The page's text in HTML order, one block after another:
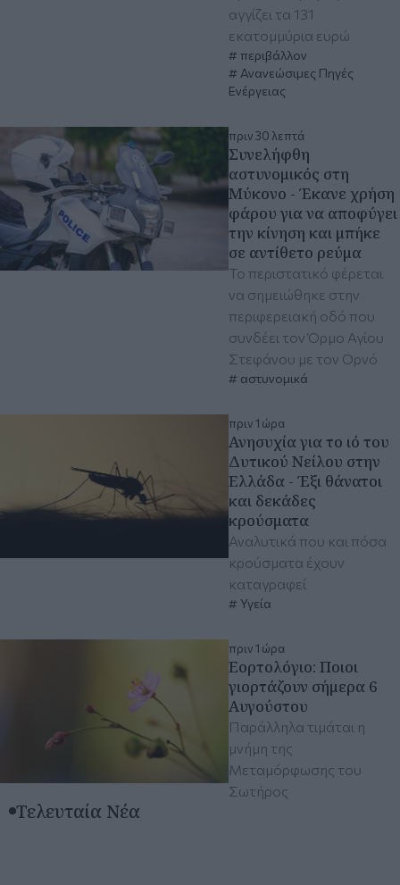
αγγίζει τα 131
εκατομμύρια ευρώ
περιβάλλον
Ανανεώσιμες Πηγές
Ενέργειας
πριν 30 λεπτά
Συνελήφθη
αστυνομικός στη
Μύκονο - Έκανε χρήση
φάρου για να αποφύγει
την κίνηση και μπήκε
σε αντίθετο ρεύμα
Το περιστατικό φέρεται
να σημειώθηκε στην
περιφερειακή οδό που
συνδέει τον Όρμο Αγίου
Στεφάνου με τον Ορνό
αστυνομικά
πριν 1 ώρα
Ανησυχία για το ιό του
Δυτικού Νείλου στην
Ελλάδα - Έξι θάνατοι
και δεκάδες
κρούσματα
Αναλυτικά που και πόσα
κρούσματα έχουν
καταγραφεί
Υγεία
πριν 1 ώρα
Εορτολόγιο: Ποιοι
γιορτάζουν σήμερα 6
Αυγούστου
Παράλληλα τιμάται η
μνήμη της
Μεταμόρφωσης του
Σωτήρος
Τελευταία Νέα